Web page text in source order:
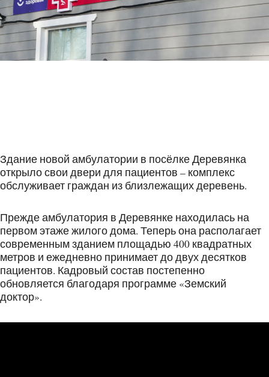
Здание новой амбулатории в посёлке Деревянка
открыло свои двери для пациентов – комплекс
обслуживает граждан из близлежащих деревень.
Прежде амбулатория в Деревянке находилась на
первом этаже жилого дома. Теперь она располагает
современным зданием площадью 400 квадратных
метров и ежедневно принимает до двух десятков
пациентов. Кадровый состав постепенно
обновляется благодаря программе «Земский
доктор».